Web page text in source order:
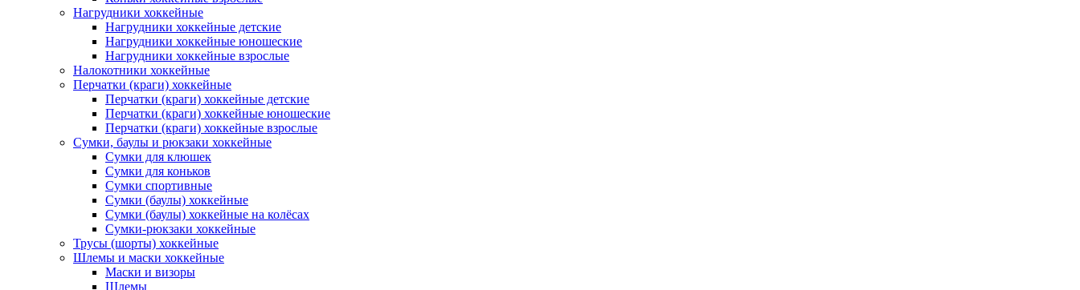
Нагрудники хоккейные
Нагрудники хоккейные детские
Нагрудники хоккейные юношеские
Нагрудники хоккейные взрослые
Налокотники хоккейные
Перчатки (краги) хоккейные
Перчатки (краги) хоккейные детские
Перчатки (краги) хоккейные юношеские
Перчатки (краги) хоккейные взрослые
Сумки, баулы и рюкзаки хоккейные
Сумки для клюшек
Сумки для коньков
Сумки спортивные
Сумки (баулы) хоккейные
Сумки (баулы) хоккейные на колёсах
Сумки-рюкзаки хоккейные
Трусы (шорты) хоккейные
Шлемы и маски хоккейные
Маски и визоры
Шлемы